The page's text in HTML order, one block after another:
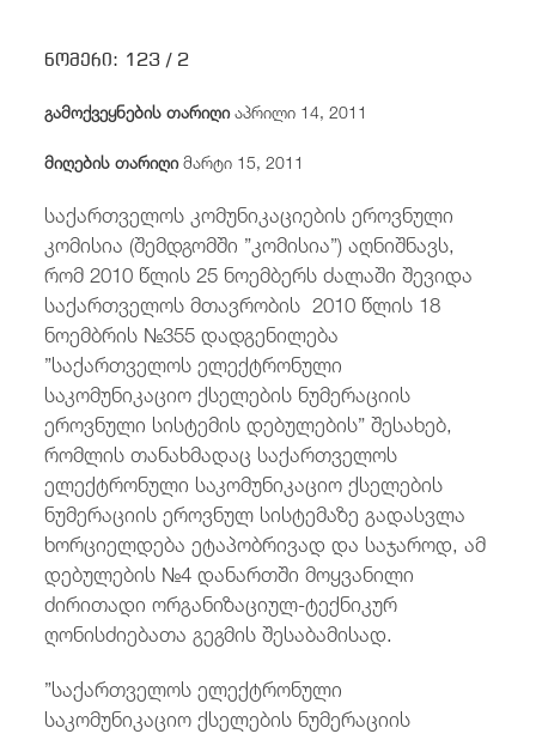
Eng / ქარ fb in
ნომერი: 123 / 2
გამოქვეყნების თარიღიაპრილი 14, 2011
მიღების თარიღიმარტი 15, 2011
საქართველოს კომუნიკაციების ეროვნული
კომისია (შემდგომში ”კომისია”) აღნიშნავს,
რომ 2010 წლის 25 ნოემბერს ძალაში შევიდა
საქართველოს მთავრობის 2010 წლის 18
ნოემბრის №355 დადგენილება
”საქართველოს ელექტრონული
საკომუნიკაციო ქსელების ნუმერაციის
ეროვნული სისტემის დებულების” შესახებ,
რომლის თანახმადაც საქართველოს
ელექტრონული საკომუნიკაციო ქსელების
ნუმერაციის ეროვნულ სისტემაზე გადასვლა
ხორციელდება ეტაპობრივად და საჯაროდ, ამ
დებულების №4 დანართში მოყვანილი
ძირითადი ორგანიზაციულ-ტექნიკურ
ღონისძიებათა გეგმის შესაბამისად.
”საქართველოს ელექტრონული
საკომუნიკაციო ქსელების ნუმერაციის